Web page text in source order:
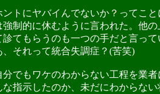
トにヤバイんでないか？ってこと
強制的に休むように言われた。他の
診てもらうのも一つの手だと言って
それって統合失調症？(苦笑)
でもワケのわからない工程を業者
な指示したのか、未だにわからない